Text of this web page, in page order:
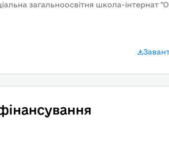
загальноосвітня школа-інтернат